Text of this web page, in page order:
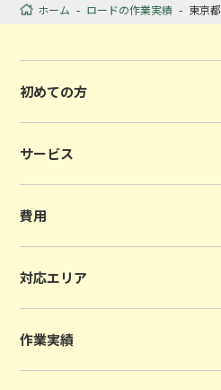
ホーム - ロードの作業実績 - 東京
初めての方
サービス
費用
対応エリア
作業実績